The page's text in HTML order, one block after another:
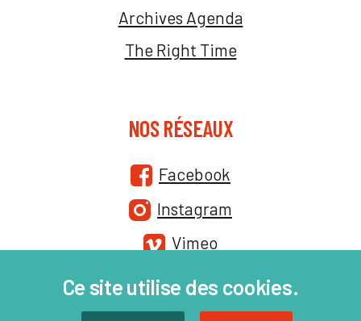
Archives Agenda
The Right Time
NOS RÉSEAUX
Facebook
Instagram
Vimeo
Ce site utilise des cookies.